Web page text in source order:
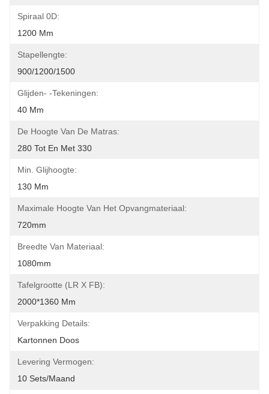
Spiraal 0D:
1200 Mm
Stapellengte:
900/1200/1500
Glijden- -tekeningen:
40 Mm
De Hoogte Van De Matras:
280 Tot En Met 330
Min. Glijhoogte:
130 Mm
Maximale Hoogte Van Het Opvangmateriaal:
720mm
Breedte Van Materiaal:
1080mm
Tafelgrootte (LR X FB):
2000*1360 Mm
Verpakking Details:
Kartonnen Doos
Levering Vermogen:
10 Sets/maand